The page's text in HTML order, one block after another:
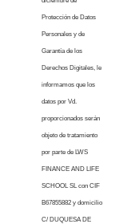
Protección de Datos
Personales y de
Garantía de los
Derechos Digitales, le
informamos que los
datos por Vd.
proporcionados serán
objeto de tratamiento
por parte de LWS
FINANCE AND LIFE
SCHOOL SL con CIF
B67855882 y domicilio
C/ DUQUESA DE